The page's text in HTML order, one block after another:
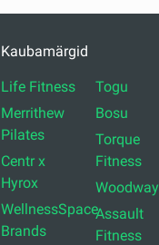
Kaubamärgid
Life Fitness
Merrithew
Pilates
Centr x
Hyrox
WellnessSpace
Brands
Togu
Bosu
Torque
Fitness
Woodway
Assault
Fitness